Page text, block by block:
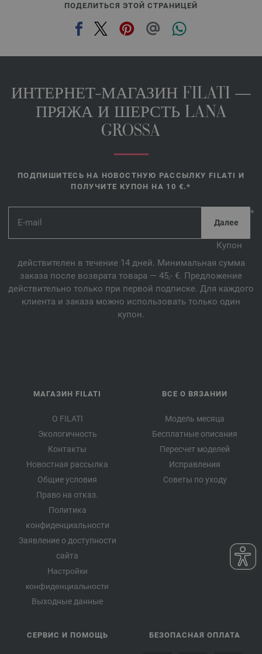
ПОДЕЛИТЬСЯ ЭТОЙ СТРАНИЦЕЙ
ИНТЕРНЕТ-МАГАЗИН FILATI —
ПРЯЖА И ШЕРСТЬ LANA
GROSSA
ПОДПИШИТЕСЬ НА НОВОСТНУЮ РАССЫЛКУ FILATI И
ПОЛУЧИТЕ КУПОН НА 10 €.*
*
Купон
действителен в течение 14 дней. Минимальная сумма
заказа после возврата товара — 45,- €. Предложение
действительно только при первой подписке. Для каждого
клиента и заказа можно использовать только один
купон.
МАГАЗИН FILATI
О FILATI
Экологичность
Контакты
Новостная рассылка
Общие условия
Право на отказ.
Политика
конфиденциальности
Заявление о доступности
сайта
Настройки
конфиденциальности
Выходные данные
ВСЕ О ВЯЗАНИИ
Модель месяца
Бесплатные описания
Пересчет моделей
Исправления
Советы по уходу
СЕРВИС И ПОМОЩЬ БЕЗОПАСНАЯ ОПЛАТА